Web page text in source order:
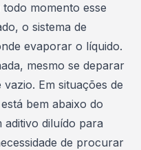
momento esse
o sistema de
evaporar o líquido.
mesmo se deparar
Em situações de
bem abaixo do
aditivo diluído para
de procurar